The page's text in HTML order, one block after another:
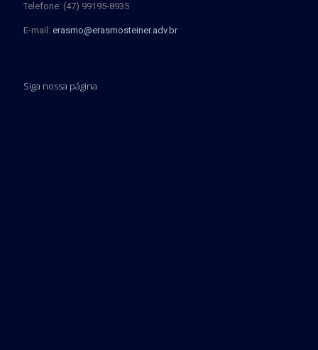
Telefone: (47) 99195-8935
E-mail: erasmo@erasmosteiner.adv.br
Siga nossa página